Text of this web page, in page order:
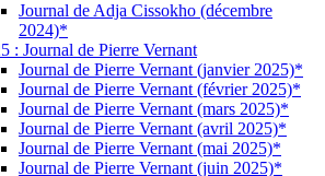
Journal de Adja Cissokho (décembre
2024)*
: Journal de Pierre Vernant
Journal de Pierre Vernant (janvier 2025)*
Journal de Pierre Vernant (février 2025)*
Journal de Pierre Vernant (mars 2025)*
Journal de Pierre Vernant (avril 2025)*
Journal de Pierre Vernant (mai 2025)*
Journal de Pierre Vernant (juin 2025)*